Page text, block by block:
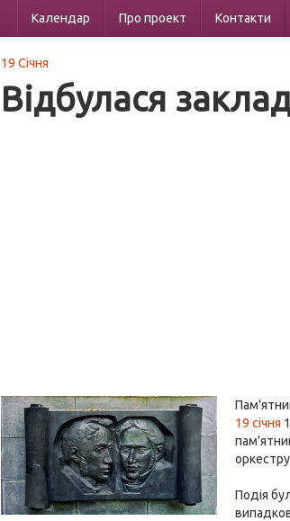
Календар Про проект Контакти
19 Січня
Відбулася
19 січня
Подія